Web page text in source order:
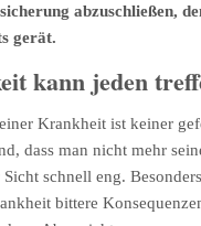
abzuschließen,
gerät.
kann jeden
Krankheit ist keiner
dass man nicht mehr
schnell eng.
bittere